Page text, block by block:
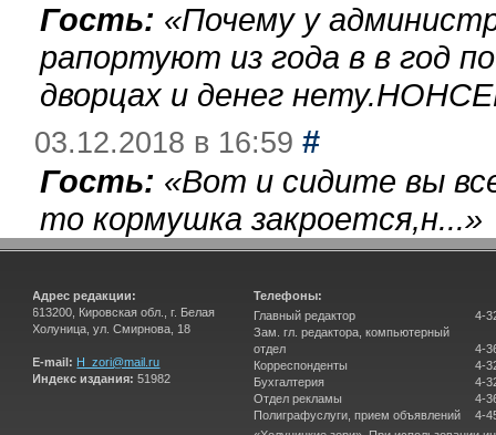
Гость: «Почему у
рапортуют из года в в год
дворцах и денег
03.12.2018 в 16:59 #
Гость: «Вот и сидите вы
то кормушка закроется,н...»
Адрес редакции:
613200, Кировская обл., г. Белая
Холуница, ул. Смирнова, 18
E-mail: H_zori@mail.ru
Индекс издания: 51982
Телефоны:
Главный редактор
Зам. гл. редактора, компьютерный
отдел
Корреспонденты
Бухгалтерия
Отдел рекламы
Полиграфуслуги, прием объявлений
4-
4-
4-
4-
4-
4-